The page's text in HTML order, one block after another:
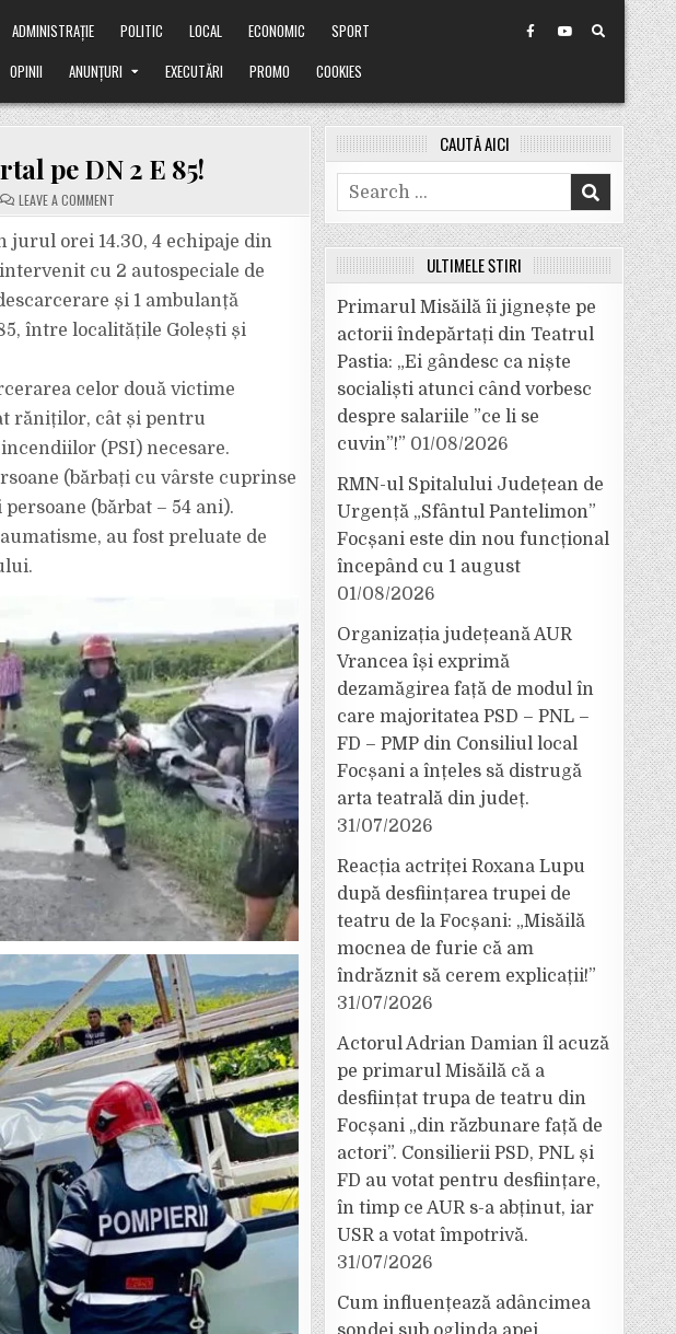
ADMINISTRAȚIE POLITIC LOCAL ECONOMIC
SPORT
OPINII ANUNȚURI EXECUTĂRI PROMO COOKIES
pe DN 2 E 85!
LEAVE A COMMENTON
ULTIMA
ACCIDENT
MORTAL
PE
DN
E
85!
jurul orei 14.30, 4 echipaje din
cu 2 autospeciale de
și 1 ambulanță
între localitățile Golești și
celor două victime
răniților, cât și pentru
(PSI) necesare.
(bărbați cu vârste cuprinse
(bărbat – 54 ani).
au fost preluate de
CAUTĂ AICI
Search
for:
ULTIMELE ȘTIRI
Primarul Misăilă îi jignește pe
actorii îndepărtați din Teatrul
Pastia: „Ei gândesc ca niște
socialiști atunci când vorbesc
despre salariile ”ce li se
cuvin”!” 01/08/2026
RMN-ul Spitalului Județean de
Urgență „Sfântul Pantelimon”
Focșani este din nou funcțional
începând cu 1 august
01/08/2026
Organizația județeană AUR
Vrancea își exprimă
dezamăgirea față de modul în
care majoritatea PSD – PNL –
FD – PMP din Consiliul local
Focșani a înțeles să distrugă
arta teatrală din județ.
31/07/2026
Reacția actriței Roxana Lupu
după desființarea trupei de
teatru de la Focșani: „Misăilă
mocnea de furie că am
îndrăznit să cerem explicații!”
31/07/2026
Actorul Adrian Damian îl acuză
pe primarul Misăilă că a
desființat trupa de teatru din
Focșani „din răzbunare față de
actori”. Consilierii PSD, PNL și
FD au votat pentru desființare,
în timp ce AUR s-a abținut, iar
USR a votat împotrivă.
31/07/2026
Cum influențează adâncimea